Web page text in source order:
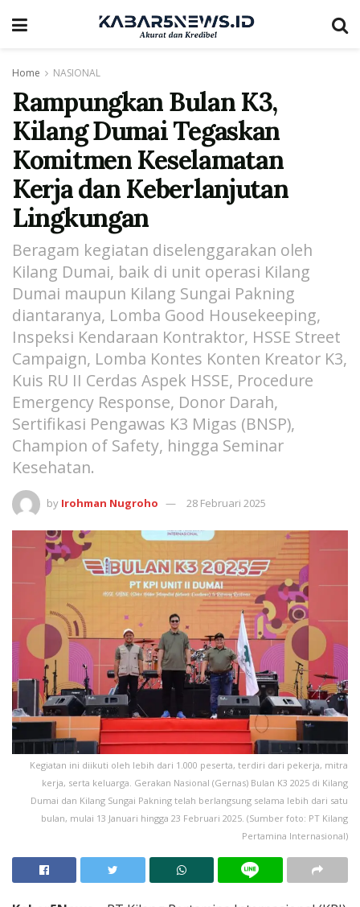
Home NASIONAL
Rampungkan Bulan K3,
Kilang Dumai Tegaskan
Komitmen Keselamatan
Kerja dan Keberlanjutan
Lingkungan
Beragam kegiatan diselenggarakan oleh
Kilang Dumai, baik di unit operasi Kilang
Dumai maupun Kilang Sungai Pakning
diantaranya, Lomba Good Housekeeping,
Inspeksi Kendaraan Kontraktor, HSSE Street
Campaign, Lomba Kontes Konten Kreator K3,
Kuis RU II Cerdas Aspek HSSE, Procedure
Emergency Response, Donor Darah,
Sertifikasi Pengawas K3 Migas (BNSP),
Champion of Safety, hingga Seminar
Kesehatan.
by Irohman Nugroho 28 Februari 2025
Kegiatan ini diikuti oleh lebih dari 1.000 peserta, terdiri dari pekerja, mitra
kerja, serta keluarga. Gerakan Nasional (Gernas) Bulan K3 2025 di Kilang
Dumai dan Kilang Sungai Pakning telah berlangsung selama lebih dari satu
bulan, mulai 13 Januari hingga 23 Februari 2025. (Sumber foto: PT Kilang
Pertamina Internasional)